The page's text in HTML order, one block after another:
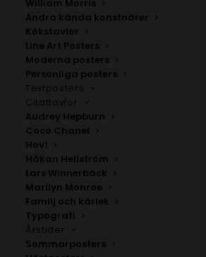
William Morris
Andra kända konstnärer
Kökstavlor
Line Art Posters
Moderna posters
Personliga posters
Textposters
Citattavlor
Audrey Hepburn
Coco Chanel
Hov1
Håkan Hellström
Lars Winnerbäck
Marilyn Monroe
Familj och kärlek
Typografi
Årstider
Sommarposters
Norrbottens län
Fr. 200.00kr